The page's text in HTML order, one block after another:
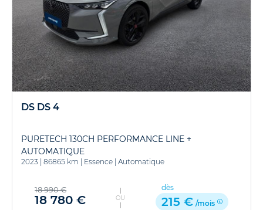
DS DS 4
PURETECH 130CH PERFORMANCE LINE +
AUTOMATIQUE
2023 86865 km Essence Automatique
18 990 €
18 780 € OU
dès
215 € /mois